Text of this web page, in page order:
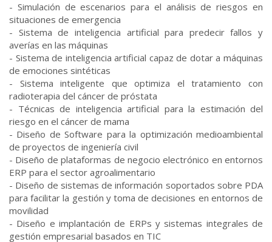
- Simulación de escenarios para el análisis de riesgos en
situaciones de emergencia
- Sistema de inteligencia artificial para predecir fallos y
averías en las máquinas
- Sistema de inteligencia artificial capaz de dotar a máquinas
de emociones sintéticas
- Sistema inteligente que optimiza el tratamiento con
radioterapia del cáncer de próstata
- Técnicas de inteligencia artificial para la estimación del
riesgo en el cáncer de mama
- Diseño de Software para la optimización medioambiental
de proyectos de ingeniería civil
- Diseño de plataformas de negocio electrónico en entornos
ERP para el sector agroalimentario
- Diseño de sistemas de información soportados sobre PDA
para facilitar la gestión y toma de decisiones en entornos de
movilidad
- Diseño e implantación de ERPs y sistemas integrales de
gestión empresarial basados en TIC